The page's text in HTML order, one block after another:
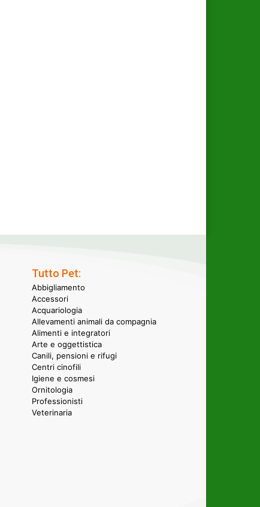
Tutto Pet:
Abbigliamento
Accessori
Acquariologia
Allevamenti animali da compagnia
Alimenti e integratori
Arte e oggettistica
Canili, pensioni e rifugi
Centri cinofili
Igiene e cosmesi
Ornitologia
Professionisti
Veterinaria